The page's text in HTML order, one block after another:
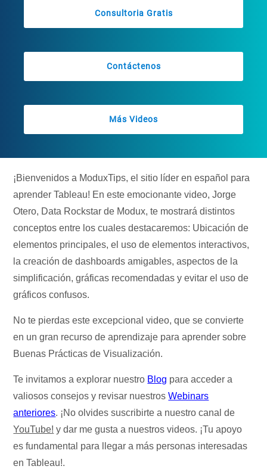
Consultoria Gratis
Contáctenos
Más Videos
¡Bienvenidos a ModuxTips, el sitio líder en español para
aprender Tableau! En este emocionante video, Jorge
Otero, Data Rockstar de Modux, te mostrará distintos
conceptos entre los cuales destacaremos: Ubicación de
elementos principales, el uso de elementos interactivos,
la creación de dashboards amigables, aspectos de la
simplificación, gráficas recomendadas y evitar el uso de
gráficos confusos.
No te pierdas este excepcional video, que se convierte
en un gran recurso de aprendizaje para aprender sobre
Buenas Prácticas de Visualización.
Te invitamos a explorar nuestro Blog para acceder a
valiosos consejos y revisar nuestrosWebinars
anteriores. ¡No olvides suscribirte a nuestro canal de
YouTube! y dar me gusta a nuestros videos. ¡Tu apoyo
es fundamental para llegar a más personas interesadas
en Tableau!.